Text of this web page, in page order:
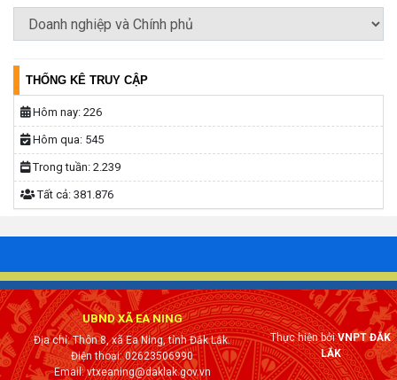
THỐNG KÊ TRUY CẬP
Hôm nay: 226
Hôm qua: 545
Trong tuần: 2.239
Tất cả: 381.876
UBND XÃ EA NING
Địa chỉ: Thôn 8, xã Ea Ning, tỉnh Đắk Lắk.
Điện thoại: 02623506990
Email: vtxeaning@daklak.gov.vn
Thực hiện bởiVNPT ĐẮK
LẮK